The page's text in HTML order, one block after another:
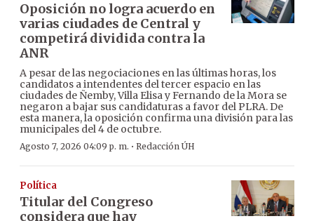
Oposición no logra acuerdo en
varias ciudades de Central y
competirá dividida contra la
ANR
A pesar de las negociaciones en las últimas horas, los
candidatos a intendentes del tercer espacio en las
ciudades de Ñemby, Villa Elisa y Fernando de la Mora se
negaron a bajar sus candidaturas a favor del PLRA. De
esta manera, la oposición confirma una división para las
municipales del 4 de octubre.
Agosto 7, 2026 04:09 p. m. · Redacción ÚH
Política
Titular del Congreso
considera que hay